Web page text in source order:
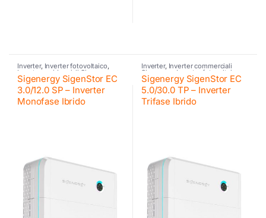
Inverter, Inverter fotovoltaico,
Inverter residenziali Sigenergy
Sigenergy
Sigenergy SigenStor EC
3.0/12.0 SP – Inverter
Monofase Ibrido
Inverter, Inverter commerciali
Sigenergy Inverter fotovoltaico
Sigenergy
Sigenergy SigenStor EC
5.0/30.0 TP – Inverter
Trifase Ibrido